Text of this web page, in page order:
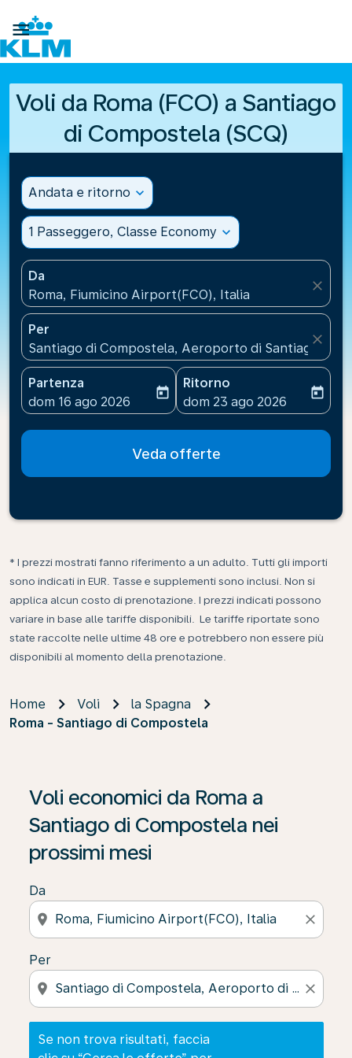

Voli da Roma (FCO) a Santiago
di Compostela (SCQ)
Andata e ritorno expand_more
1 Passeggero, Classe Economy expand_more
Da
Roma, Fiumicino Airport(FCO), Italia
close
Per
Santiago di Compostela, Aeroporto di Santiago di
close
Partenza
fc-booking-departure-date-aria-label
dom 16 ago 2026
today
Ritorno
fc-booking-return-date-
dom 23 ago 2026
today
Veda offerte
* I prezzi mostrati fanno riferimento a un adulto. Tutti gli importi
sono indicati in EUR. Tasse e supplementi sono inclusi. Non si
applica alcun costo di prenotazione. I prezzi indicati possono
variare in base alle tariffe disponibili. Le tariffe riportate sono
state raccolte nelle ultime 48 ore e potrebbero non essere più
disponibili al momento della prenotazione.
Home Voli
la Spagna
Roma - Santiago di Compostela
Voli economici da Roma a
Santiago di Compostela nei
prossimi mesi
Da
location_on close
Per
location_on close
Se non trova risultati, faccia
Se non trova risultati, faccia clic su “Cerca le offerte”